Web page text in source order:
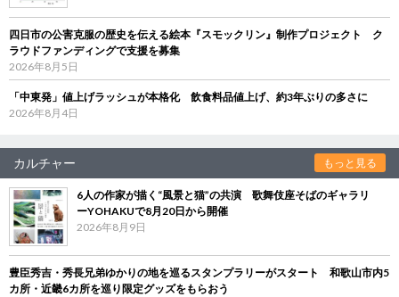
四日市の公害克服の歴史を伝える絵本『スモックリン』制作プロジェクト ク
ラウドファンディングで支援を募集
2026年8月5日
「中東発」値上げラッシュが本格化 飲食料品値上げ、約3年ぶりの多さに
2026年8月4日
カルチャー もっと見る
6人の作家が描く“風景と猫”の共演 歌舞伎座そばのギャラリ
ーYOHAKUで8月20日から開催
2026年8月9日
豊臣秀吉・秀長兄弟ゆかりの地を巡るスタンプラリーがスタート 和歌山市内5
カ所・近畿6カ所を巡り限定グッズをもらおう